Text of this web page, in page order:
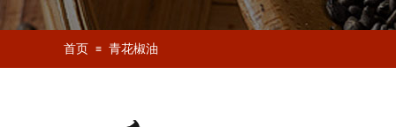
首页 ≡ 青花椒油